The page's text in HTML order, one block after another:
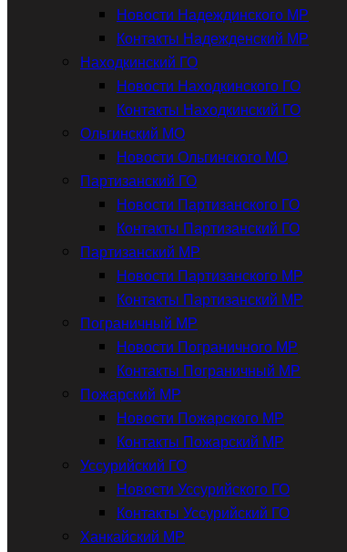
Новости Надеждинского МР
Контакты Надежденский МР
Находкинский ГО
Новости Находкинского ГО
Контакты Находкинский ГО
Ольгинский МО
Новости Ольгинского МО
Партизанский ГО
Новости Партизанского ГО
Контакты Партизанский ГО
Партизанский МР
Новости Партизанского МР
Контакты Партизанский МР
Пограничный МР
Новости Пограничного МР
Контакты Пограничный МР
Пожарский МР
Новости Пожарского МР
Контакты Пожарский МР
Уссурийский ГО
Новости Уссурийского ГО
Контакты Уссурийский ГО
Ханкайский МР